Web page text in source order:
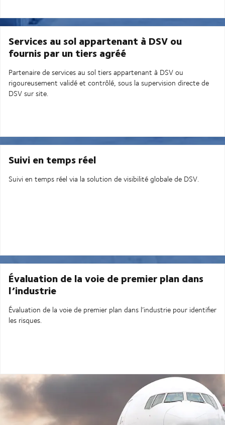
Services au sol appartenant à DSV ou
fournis par un tiers agréé
Partenaire de services au sol tiers appartenant à DSV ou
rigoureusement validé et contrôlé, sous la supervision directe de
DSV sur site.
Suivi en temps réel
Suivi en temps réel via la solution de visibilité globale de DSV.
Évaluation de la voie de premier plan dans
l’industrie
Évaluation de la voie de premier plan dans l’industrie pour identifier
les risques.